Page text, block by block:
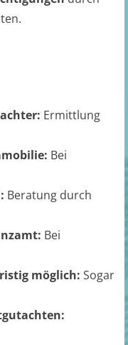
Ermittlung
Bei
Beratung durch
Bei
möglich: Sogar